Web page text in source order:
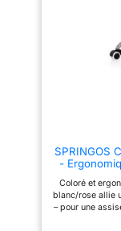
pensés : Les
relevables à 90°
glisser le fauteuil
bureau ; le
personne suffit
seulement 15 à 30
de profiter
SPRINGOS
-
Coloré et
blanc/rose allie
– pour une